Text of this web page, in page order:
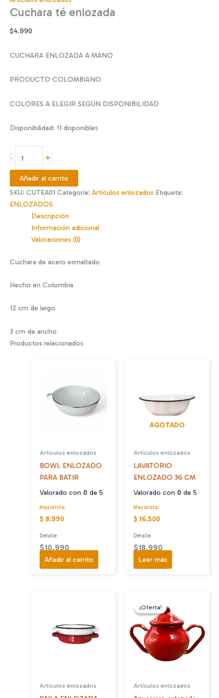
Cuchara té enlozada
$4.990
CUCHARA ENLOZADA A MANO
PRODUCTO COLOMBIANO
COLORES A ELEGIR SEGÚN DISPONIBILIDAD
Disponibilidad: 11 disponibles
-
enlozada
cantidad
+
Añadir al carrito
SKU: CUTEA01 Categoría: Artículos enlozados Etiqueta:
ENLOZADOS
Descripción
Información adicional
Valoraciones (0)
Cuchara de acero esmaltado
Hecho en Colombia
12 cm de largo
3 cm de ancho
Productos relacionados
Artículos enlozados
BOWL ENLOZADO
PARA BATIR
Valorado con 0 de 5
Mayorista:
$ 8.990
Detalle
$10.990
Añadir al carrito
AGOTADO
Artículos enlozados
LAVATORIO
ENLOZADO 36 CM
Valorado con 0 de 5
Mayorista:
$ 16.500
Detalle
$18.990
Leer más
Artículos enlozados
¡Oferta!
¡Oferta!
Artículos enlozados